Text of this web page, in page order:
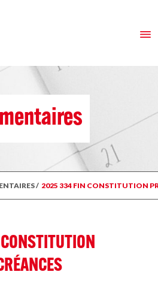
/ 2025 334 FIN CONSTITUTION